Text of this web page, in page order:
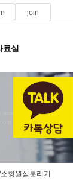
join
료실
awesome theme
the countries
형원심분리기